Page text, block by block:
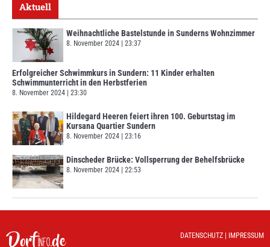
Aktuell
Weihnachtliche Bastelstunde in Sunderns Wohnzimmer
8. November 2024 23:37
Erfolgreicher Schwimmkurs in Sundern: 11 Kinder erhalten
Schwimmunterricht in den Herbstferien
8. November 2024 23:30
Hildegard Heeren feiert ihren 100. Geburtstag im
Kursana Quartier Sundern
8. November 2024 23:16
Dinscheder Brücke: Vollsperrung der Behelfsbrücke
8. November 2024 22:53
DATENSCHUTZ IMPRESSUM